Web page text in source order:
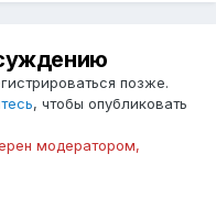
позже.
, чтобы опубликовать
модератором,